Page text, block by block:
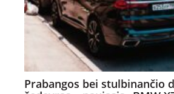
Prabangos bei stulbinančio